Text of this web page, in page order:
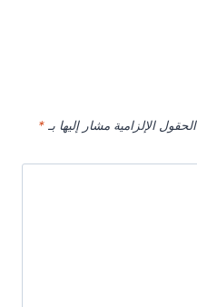
الحقول الإلزامية مشار إليها بـ *